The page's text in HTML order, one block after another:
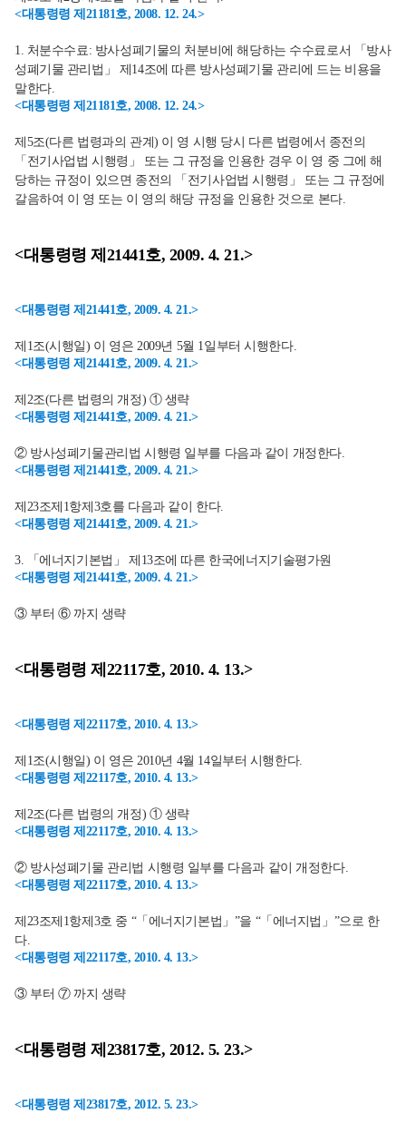
<대통령령 제21181호, 2008. 12. 24.>
1. 처분수수료: 방사성폐기물의 처분비에 해당하는 수수료로서 「방사
성폐기물 관리법」 제14조에 따른 방사성폐기물 관리에 드는 비용을
말한다.
<대통령령 제21181호, 2008. 12. 24.>
제5조(다른 법령과의 관계) 이 영 시행 당시 다른 법령에서 종전의
「전기사업법 시행령」 또는 그 규정을 인용한 경우 이 영 중 그에 해
당하는 규정이 있으면 종전의 「전기사업법 시행령」 또는 그 규정에
갈음하여 이 영 또는 이 영의 해당 규정을 인용한 것으로 본다.
<대통령령 제21441호, 2009. 4. 21.>
<대통령령 제21441호, 2009. 4. 21.>
제1조(시행일) 이 영은 2009년 5월 1일부터 시행한다.
<대통령령 제21441호, 2009. 4. 21.>
제2조(다른 법령의 개정) ① 생략
<대통령령 제21441호, 2009. 4. 21.>
② 방사성폐기물관리법 시행령 일부를 다음과 같이 개정한다.
<대통령령 제21441호, 2009. 4. 21.>
제23조제1항제3호를 다음과 같이 한다.
<대통령령 제21441호, 2009. 4. 21.>
3. 「에너지기본법」 제13조에 따른 한국에너지기술평가원
<대통령령 제21441호, 2009. 4. 21.>
③ 부터 ⑥ 까지 생략
<대통령령 제22117호, 2010. 4. 13.>
<대통령령 제22117호, 2010. 4. 13.>
제1조(시행일) 이 영은 2010년 4월 14일부터 시행한다.
<대통령령 제22117호, 2010. 4. 13.>
제2조(다른 법령의 개정) ① 생략
<대통령령 제22117호, 2010. 4. 13.>
② 방사성폐기물 관리법 시행령 일부를 다음과 같이 개정한다.
<대통령령 제22117호, 2010. 4. 13.>
제23조제1항제3호 중 “「에너지기본법」”을 “「에너지법」”으로 한
다.
<대통령령 제22117호, 2010. 4. 13.>
③ 부터 ⑦ 까지 생략
<대통령령 제23817호, 2012. 5. 23.>
<대통령령 제23817호, 2012. 5. 23.>